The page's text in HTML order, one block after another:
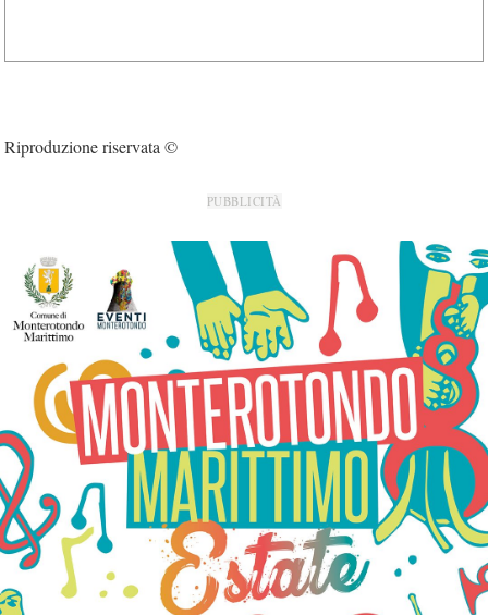
Riproduzione riservata ©
PUBBLICITÀ